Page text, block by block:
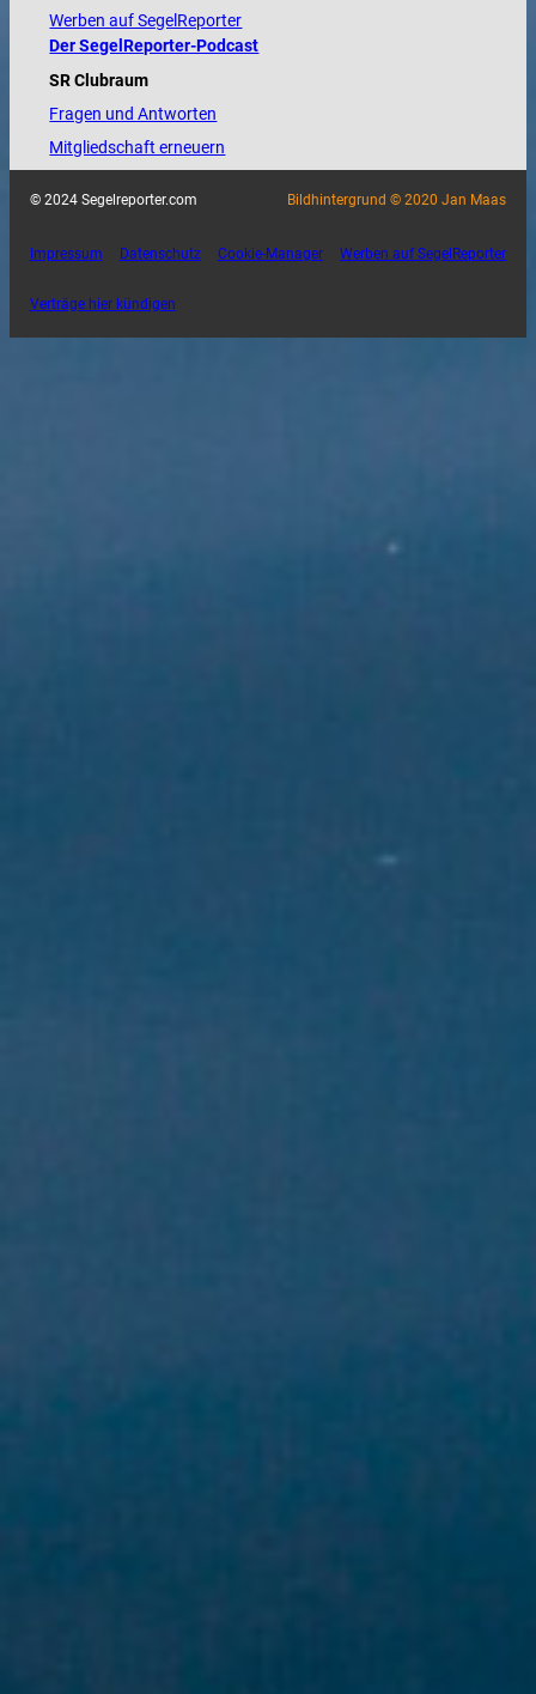
Werben auf SegelReporter
Der SegelReporter-Podcast
SR Clubraum
Fragen und Antworten
Mitgliedschaft erneuern
© 2024 Segelreporter.com Bildhintergrund © 2020 Jan Maas
Impressum Datenschutz Cookie-Manager Werben auf SegelReporter
Verträge hier kündigen